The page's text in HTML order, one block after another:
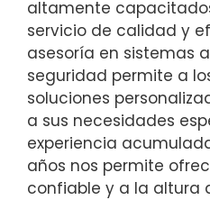
altamente
servicio de calidad y
asesoría en sistemas
seguridad permite a
soluciones
a sus necesidades
experiencia
años nos permite
confiable y a la altura